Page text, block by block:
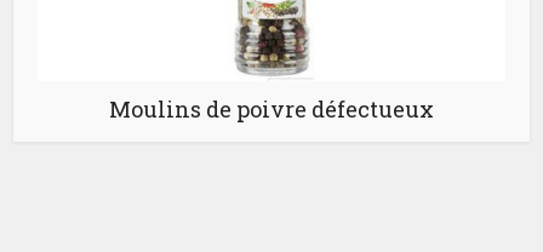
Moulins de poivre défectueux